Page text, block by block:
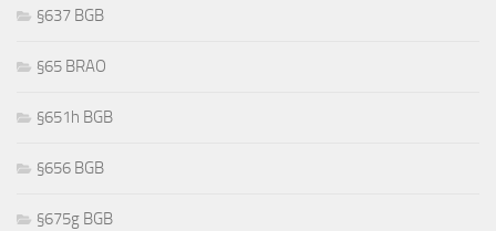
§637 BGB
§65 BRAO
§651h BGB
§656 BGB
§675g BGB